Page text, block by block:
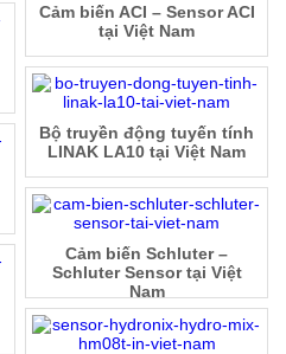
Cảm biến ACI – Sensor ACI
tại Việt Nam
Bộ truyền động tuyến tính
LINAK LA10 tại Việt Nam
Cảm biến Schluter –
Schluter Sensor tại Việt
Nam